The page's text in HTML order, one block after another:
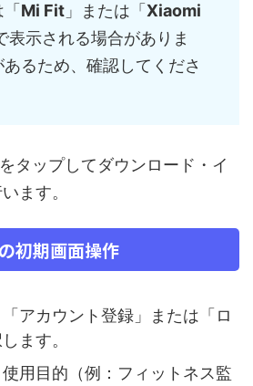
「Mi Fit 」または「Xiaomi
表示される場合がありま
るため、確認してくださ
タップしてダウンロード・イ
ます。
初期画面操作
アカウント登録」または「ロ
ます。
用目的（例：フィットネス監